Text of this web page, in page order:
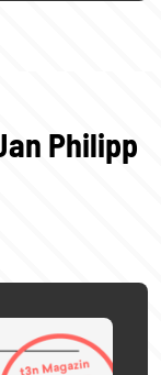
Philipp